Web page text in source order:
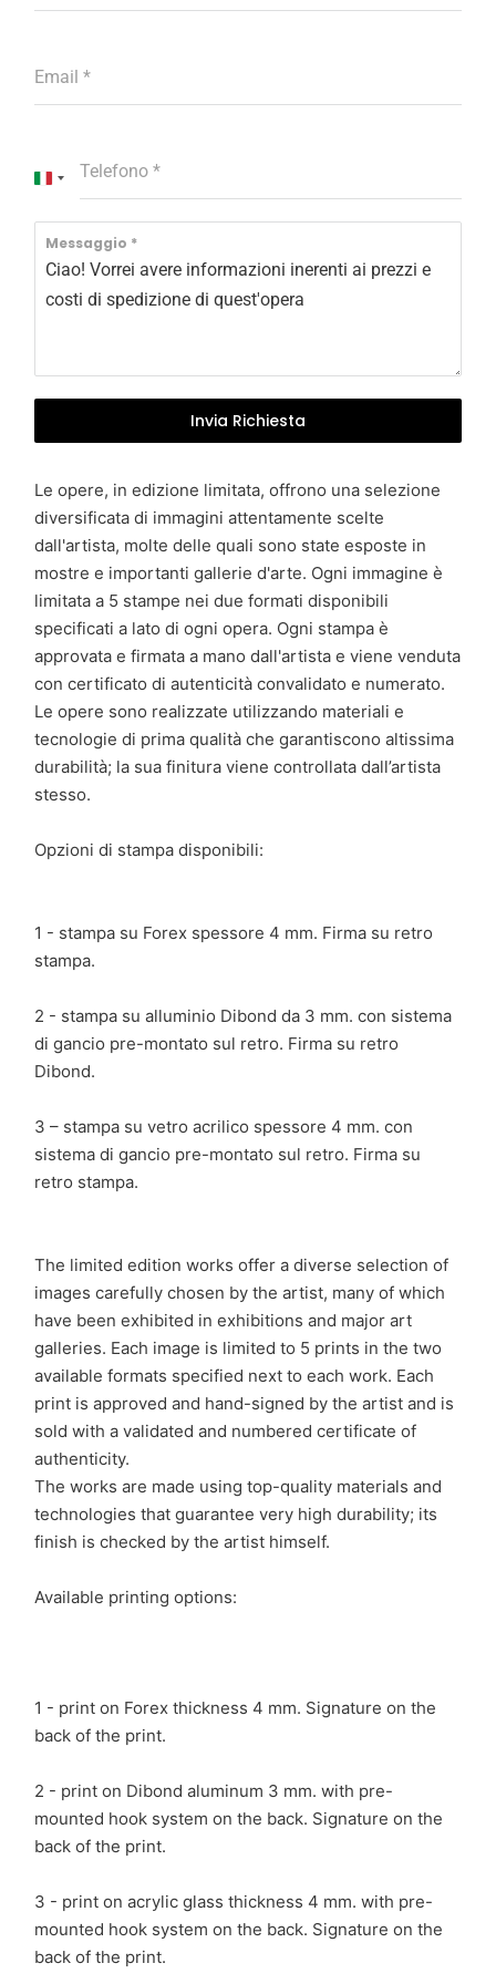
Email*
Telefono*
I
9
Messaggio *
Invia Richiesta
Le opere, in edizione limitata, offrono una selezione
diversificata di immagini attentamente scelte
dall'artista, molte delle quali sono state esposte in
mostre e importanti gallerie d'arte. Ogni immagine è
limitata a 5 stampe nei due formati disponibili
specificati a lato di ogni opera. Ogni stampa è
approvata e firmata a mano dall'artista e viene venduta
con certificato di autenticità convalidato e numerato.
Le opere sono realizzate utilizzando materiali e
tecnologie di prima qualità che garantiscono altissima
durabilità; la sua finitura viene controllata dall’artista
stesso.
Opzioni di stampa disponibili:
1 - stampa su Forex spessore 4 mm. Firma su retro
stampa.
2 - stampa su alluminio Dibond da 3 mm. con sistema
di gancio pre-montato sul retro. Firma su retro
Dibond.
3 – stampa su vetro acrilico spessore 4 mm. con
sistema di gancio pre-montato sul retro. Firma su
retro stampa.
The limited edition works offer a diverse selection of
images carefully chosen by the artist, many of which
have been exhibited in exhibitions and major art
galleries. Each image is limited to 5 prints in the two
available formats specified next to each work. Each
print is approved and hand-signed by the artist and is
sold with a validated and numbered certificate of
authenticity.
The works are made using top-quality materials and
technologies that guarantee very high durability; its
finish is checked by the artist himself.
Available printing options:
1 - print on Forex thickness 4 mm. Signature on the
back of the print.
2 - print on Dibond aluminum 3 mm. with pre-
mounted hook system on the back. Signature on the
back of the print.
3 - print on acrylic glass thickness 4 mm. with pre-
mounted hook system on the back. Signature on the
back of the print.